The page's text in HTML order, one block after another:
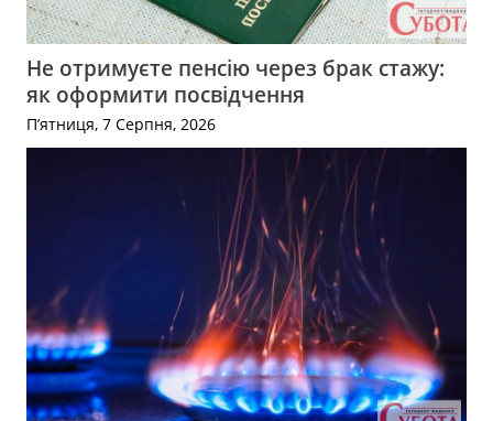
Не отримуєте пенсію через брак стажу:
як оформити посвідчення
П’ятниця, 7 Серпня, 2026